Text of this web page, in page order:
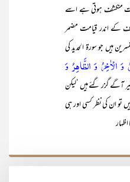
منکشف ہوتی ہے اسے
کے اندر قیامت مضمر
ہیں جو سورۃ الحدید کی
الۡاٰخِرُ وَ الظَّاہِرُ وَ
آگے گزر گئے ہیں ‘لیکن
ان کی نظر کسی اور ہی